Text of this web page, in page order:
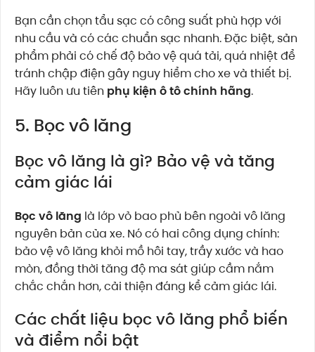
Bạn cần chọn tẩu sạc có công suất phù hợp với
nhu cầu và có các chuẩn sạc nhanh. Đặc biệt, sản
phẩm phải có chế độ bảo vệ quá tải, quá nhiệt để
tránh chập điện gây nguy hiểm cho xe và thiết bị.
Hãy luôn ưu tiên phụ kiện ô tô chính hãng.
5. Bọc vô lăng
Bọc vô lăng là gì? Bảo vệ và tăng
cảm giác lái
Bọc vô lăng là lớp vỏ bao phủ bên ngoài vô lăng
nguyên bản của xe. Nó có hai công dụng chính:
bảo vệ vô lăng khỏi mồ hôi tay, trầy xước và hao
mòn, đồng thời tăng độ ma sát giúp cầm nắm
chắc chắn hơn, cải thiện đáng kể cảm giác lái.
Các chất liệu bọc vô lăng phổ biến
và điểm nổi bật